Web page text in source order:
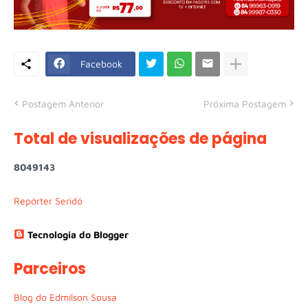
Facebook
Postagem Anterior Próxima Postagem
Total de visualizações de página
8049143
Repórter Seridó
Tecnologia do Blogger
Parceiros
Blog do Edmilson Sousa